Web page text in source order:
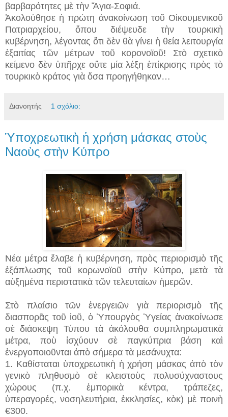
βαρβαρότητες μὲ τὴν Ἅγια-Σοφιά.
Ἀκολούθησε ἡ πρώτη ἀνακοίνωση τοῦ Οἰκουμενικοῦ
Πατριαρχείου, ὅπου διέψευδε τὴν τουρκικὴ
κυβέρνηση, λέγοντας ὅτι δὲν θὰ γίνει ἡ θεία λειτουργία
ἐξαιτίας τῶν μέτρων τοῦ κορονοϊοῦ! Στὸ σχετικὸ
κείμενο δὲν ὑπῆρχε οὔτε μία λέξη ἐπίκρισης πρὸς τὸ
τουρκικὸ κράτος γιὰ ὅσα προηγήθηκαν…
Διανοητής 1 σχόλιο:
Ὑποχρεωτικὴ ἡ χρήση μάσκας στοὺς
Ναοὺς στὴν Κύπρο
Νέα μέτρα ἔλαβε ἡ κυβέρνηση, πρὸς περιορισμὸ τῆς
ἐξάπλωσης τοῦ κορωνοϊοῦ στὴν Κύπρο, μετὰ τὰ
αὐξημένα περιστατικὰ τῶν τελευταίων ἡμερῶν.
Στὸ πλαίσιο τῶν ἐνεργειῶν γιὰ περιορισμὸ τῆς
διασπορᾶς τοῦ ἰοῦ, ὁ Ὑπουργὸς Ὑγείας ἀνακοίνωσε
σὲ διάσκεψη Τύπου τὰ ἀκόλουθα συμπληρωματικὰ
μέτρα, ποὺ ἰσχύουν σὲ παγκύπρια βάση καὶ
ἐνεργοποιοῦνται ἀπὸ σήμερα τὰ μεσάνυχτα:
1. Καθίσταται ὑποχρεωτικὴ ἡ χρήση μάσκας ἀπὸ τὸν
γενικὸ πληθυσμὸ σὲ κλειστοὺς πολυσύχναστους
χώρους (π.χ. ἐμπορικὰ κέντρα, τράπεζες,
ὑπεραγορές, νοσηλευτήρια, ἐκκλησίες, κὸκ) μὲ ποινὴ
€300.